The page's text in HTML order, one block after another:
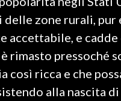
zone rurali, pur
e cadde
rimasto pressoché
così ricca e che
alla nascita